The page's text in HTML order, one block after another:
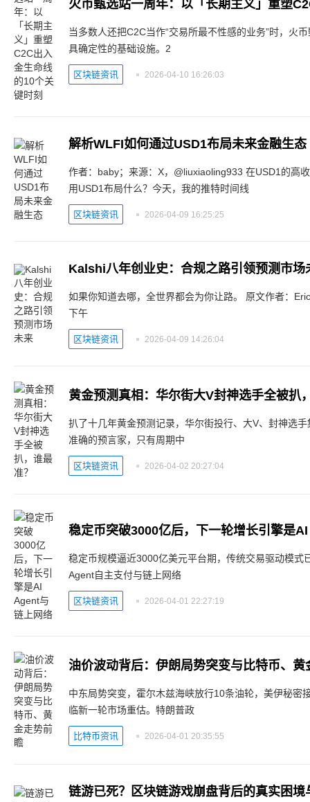
当多数人还把C2C当作“交易所最不性感的业务”时，火
具确定性的基础设施。2
区块链资讯 2026-04-10 16:26:03
解析WLFI如何通过USD1布局未来金融生态
作者：baby；来源：X，@liuxiaoling933 在USD1的高收益背后，我们不禁要问：WLFI正在
用USD1布局什么？今天，我的推特时间线
区块链资讯 2026-04-09 16:25:25
Kalshi八年创业史：合规之路引领预测市场
如果你知道去哪，全世界都会为你让路。 原文作者：Eric，Foresight News 十六年前的一个
下午
区块链资讯 2026-04-09 14:26:04
黄金预测真相：华尔街大V封神选手全被扒
扒了十几年黄金预测记录，华尔街投行、大V、封神选
准确的预言家，只有周期中
区块链资讯 2026-04-02 20:27:04
稳定币突破3000亿后，下一轮增长引擎是
稳定币规模逼近3000亿美元平台期，传统交易驱动模式
Agent自主支付与链上网络
区块链资讯 2026-04-01 22:27:19
油价波动背后：伊朗局势突变与比特币、黄
中东局势突变，霍尔木兹海峡放行10条油轮，美伊秘密
临新一轮市场重估。特朗普政
比特币资讯 2026-04-01 20:35:55
链游已死？区块链游戏崩盘背后的真实困境